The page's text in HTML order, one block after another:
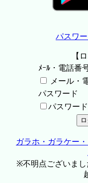
パスワ
【
ﾒｰﾙ・電話番
メール・
パスワード
パスワー
ガラホ・ガラケー
※不明点ございま